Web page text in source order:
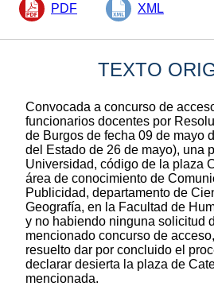
PDF XML
TEXTO
Convocada a concurso de
funcionarios docentes por
de Burgos de fecha 09 de mayo
del Estado de 26 de mayo), una
Universidad, código de la plaza
área de conocimiento de
Publicidad, departamento de
Geografía, en la Facultad de
y no habiendo ninguna solicitud
mencionado concurso de
resuelto dar por concluido el
declarar desierta la plaza de
mencionada.